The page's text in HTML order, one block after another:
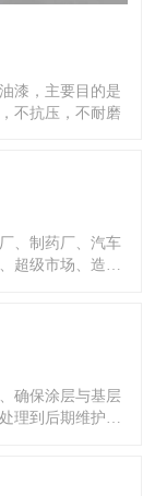
漆，主要目的是
不抗压，不耐磨
、制药厂、汽车
超级市场、造纸
确保涂层与基层
理到后期维护，